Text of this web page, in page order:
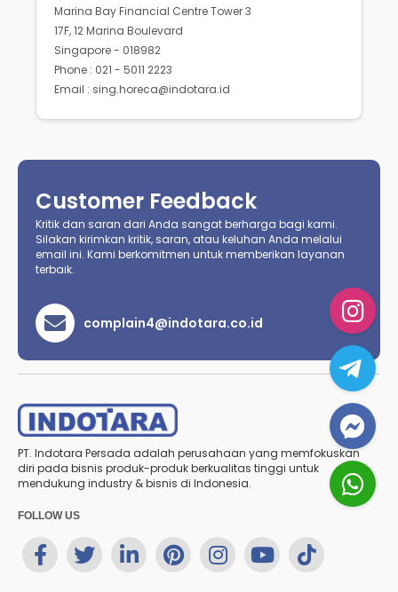
Marina Bay Financial Centre Tower 3
17F, 12 Marina Boulevard
Singapore - 018982
Phone : 021 - 5011 2223
Email : sing.horeca@indotara.id
Customer Feedback
Kritik dan saran dari Anda sangat berharga bagi kami.
Silakan kirimkan kritik, saran, atau keluhan Anda melalui
email ini. Kami berkomitmen untuk memberikan layanan
terbaik.
complain4@indotara.co.id
PT. Indotara Persada adalah perusahaan yang memfokuskan
diri pada bisnis produk-produk berkualitas tinggi untuk
mendukung industry & bisnis di Indonesia.
FOLLOW US